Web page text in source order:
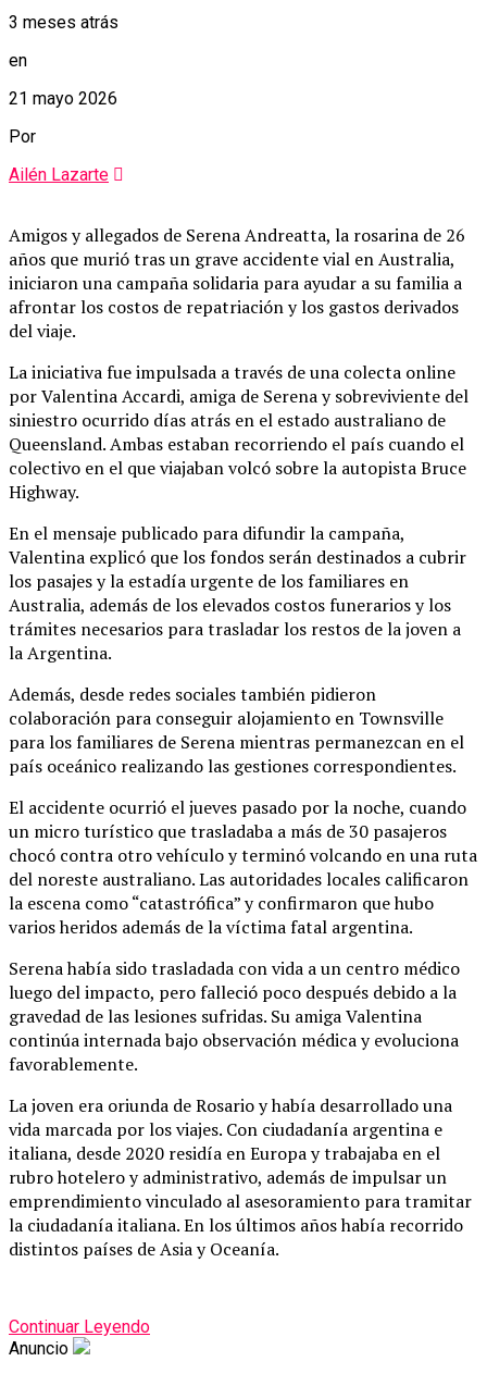
3 meses atrás
en
21 mayo 2026
Por
Ailén Lazarte
Amigos y allegados de Serena Andreatta, la rosarina de 26
años que murió tras un grave accidente vial en Australia,
iniciaron una campaña solidaria para ayudar a su familia a
afrontar los costos de repatriación y los gastos derivados
del viaje.
La iniciativa fue impulsada a través de una colecta online
por Valentina Accardi, amiga de Serena y sobreviviente del
siniestro ocurrido días atrás en el estado australiano de
Queensland. Ambas estaban recorriendo el país cuando el
colectivo en el que viajaban volcó sobre la autopista Bruce
Highway.
En el mensaje publicado para difundir la campaña,
Valentina explicó que los fondos serán destinados a cubrir
los pasajes y la estadía urgente de los familiares en
Australia, además de los elevados costos funerarios y los
trámites necesarios para trasladar los restos de la joven a
la Argentina.
Además, desde redes sociales también pidieron
colaboración para conseguir alojamiento en Townsville
para los familiares de Serena mientras permanezcan en el
país oceánico realizando las gestiones correspondientes.
El accidente ocurrió el jueves pasado por la noche, cuando
un micro turístico que trasladaba a más de 30 pasajeros
chocó contra otro vehículo y terminó volcando en una ruta
del noreste australiano. Las autoridades locales calificaron
la escena como “catastrófica” y confirmaron que hubo
varios heridos además de la víctima fatal argentina.
Serena había sido trasladada con vida a un centro médico
luego del impacto, pero falleció poco después debido a la
gravedad de las lesiones sufridas. Su amiga Valentina
continúa internada bajo observación médica y evoluciona
favorablemente.
La joven era oriunda de Rosario y había desarrollado una
vida marcada por los viajes. Con ciudadanía argentina e
italiana, desde 2020 residía en Europa y trabajaba en el
rubro hotelero y administrativo, además de impulsar un
emprendimiento vinculado al asesoramiento para tramitar
la ciudadanía italiana. En los últimos años había recorrido
distintos países de Asia y Oceanía.
Continuar Leyendo
Anuncio